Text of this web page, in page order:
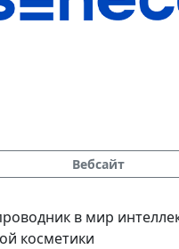
Вебсайт
в мир
косметики